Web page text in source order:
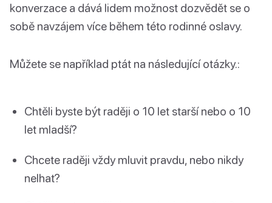
konverzace a dává lidem možnost dozvědět se o
sobě navzájem více během této rodinné oslavy.
Můžete se například ptát na následující otázky.:
Chtěli byste být raději o 10 let starší nebo o 10
let mladší?
Chcete raději vždy mluvit pravdu, nebo nikdy
nelhat?